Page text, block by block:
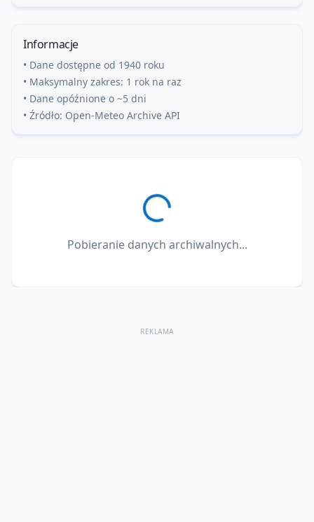
Informacje
• Dane dostępne od 1940 roku
• Maksymalny zakres: 1 rok na raz
• Dane opóźnione o ~5 dni
• Źródło: Open-Meteo Archive API
Pobieranie danych archiwalnych...
REKLAMA